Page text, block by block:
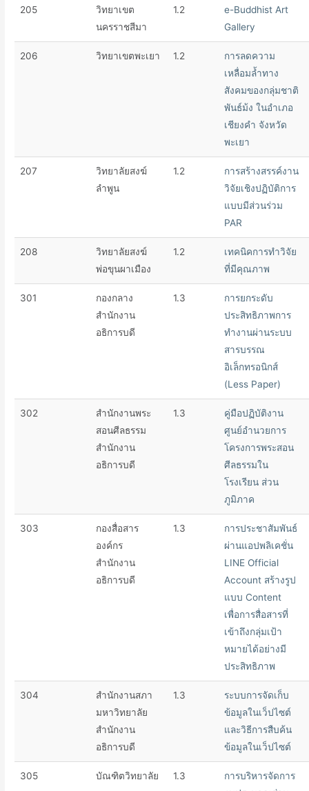
205
วิทยาเขต
นครราชสีมา
1.2
e-Buddhist Art
Gallery
206 วิทยาเขตพะเยา 1.2
การลดความ
เหลื่อมล้ำทาง
สังคมของกลุ่มชาติ
พันธ์ม้ง ในอำเภอ
เชียงคำ จังหวัด
พะเยา
207
วิทยาลัยสงฆ์
ลำพูน
1.2
การสร้างสรรค์งาน
วิจัยเชิงปฏิบัติการ
แบบมีส่วนร่วม
PAR
208
วิทยาลัยสงฆ์
พ่อขุนผาเมือง
1.2
เทคนิคการทำวิจัย
ที่มีคุณภาพ
301
กองกลาง
สำนักงาน
อธิการบดี
1.3
การยกระดับ
ประสิทธิภาพการ
ทำงานผ่านระบบ
สารบรรณ
อิเล็กทรอนิกส์
(Less Paper)
302
สำนักงานพระ
สอนศีลธรรม
สำนักงาน
อธิการบดี
1.3
คู่มือปฏิบัติงาน
ศูนย์อำนวยการ
โครงการพระสอน
ศีลธรรมใน
โรงเรียน ส่วน
ภูมิภาค
303
กองสื่อสาร
องค์กร
สำนักงาน
อธิการบดี
1.3
การประชาสัมพันธ์
ผ่านแอปพลิเคชั่น
LINE Official
Account สร้างรูป
แบบ Content
เพื่อการสื่อสารที่
เข้าถึงกลุ่มเป้า
หมายได้อย่างมี
ประสิทธิภาพ
304
สำนักงานสภา
มหาวิทยาลัย
สำนักงาน
อธิการบดี
1.3
ระบบการจัดเก็บ
ข้อมูลในเว็ปไซต์
และวิธีการสืบค้น
ข้อมูลในเว็ปไซต์
305 บัณฑิตวิทยาลัย 1.3
การบริหารจัดการ